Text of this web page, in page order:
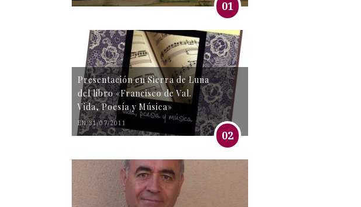
01
Presentación en Sierra de Luna
del libro «Francisco de Val.
Vida, Poesía y Música»
EN 31/07/2011
02